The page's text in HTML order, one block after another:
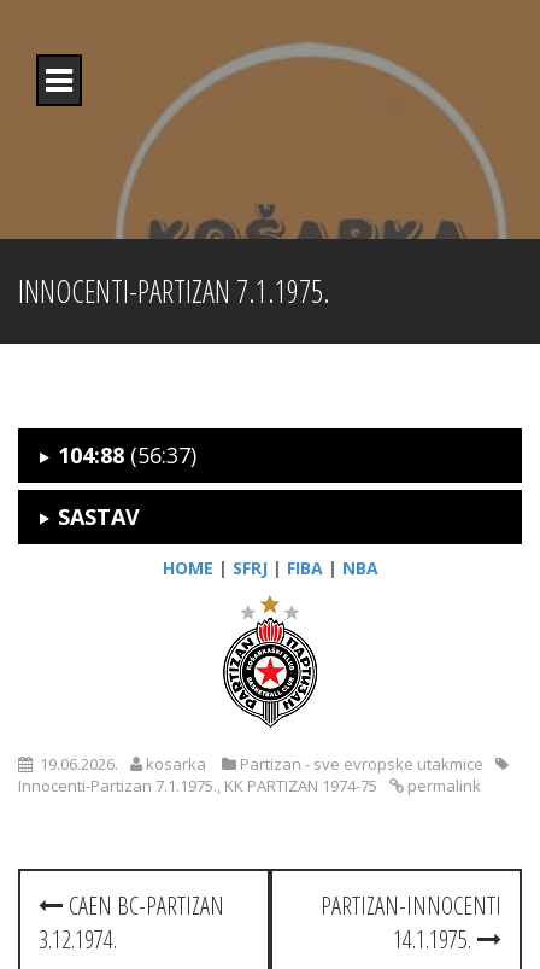
content
INNOCENTI-PARTIZAN 7.1.1975.
104:88(56:37)
SASTAV
HOME | SFRJ | FIBA | NBA
19.06.2026. kosarka
Partizan - sve evropske utakmice
Innocenti-Partizan 7.1.1975. KK PARTIZAN 1974-75 permalink
Post
navigation
CAEN BC-PARTIZAN
3.12.1974.
PARTIZAN-INNOCENTI
14.1.1975.